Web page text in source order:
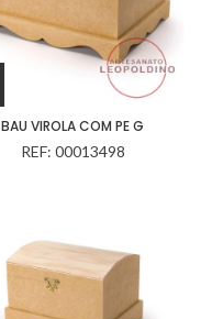
BAU VIROLA COM PE G
REF: 00013498